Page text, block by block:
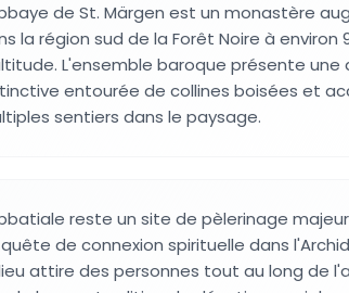
de St. Märgen est un monastère
la région sud de la Forêt Noire à environ
L'ensemble baroque présente une
entourée de collines boisées et
sentiers dans le paysage.
reste un site de pèlerinage
de connexion spirituelle dans
attire des personnes tout au long de